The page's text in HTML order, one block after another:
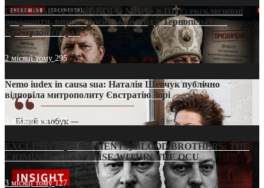
ПРИСМАК «РУССЬКОГО МІРА» в ПЦУ: ексклюзивні
документи, вирок і російський слід у Тернопільсько-
Бучацькій єпархії
2 місяці тому 295
Nemo iudex in causa sua: Наталія Шевчук публічно
відповіла митрополиту Євстратію Зорі
3 місяці тому213
EXCLUSIVE (DOCUMENTS)/BLOOD BROTHERS: THE
CRIMINAL FRANCHISE WITHIN THE OCU
3 місяці тому127